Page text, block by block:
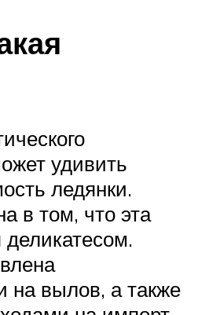
удивить
ледянки.
в том, что эта
на вылов, а также